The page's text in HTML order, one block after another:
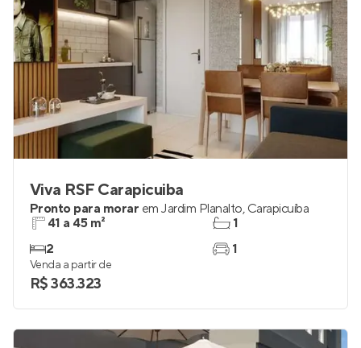
Viva RSF Carapicuiba
Pronto para morar em Jardim Planalto, Carapicuíba
41 a 45 m²
2
1
1
Venda a partir de
R$ 363.323